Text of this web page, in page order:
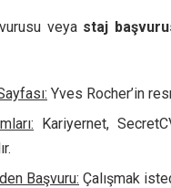
veya staj
Yves Rocher’in
Kariyernet,
Başvuru: Çalışmak